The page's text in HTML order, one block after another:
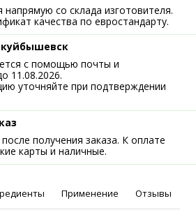
напрямую со склада изготовителя.
качества по евростандарту.
с помощью почты и
11.08.2026.
уточняйте при подтверждении
получения заказа. К оплате
карты и наличные.
Применение Отзывы